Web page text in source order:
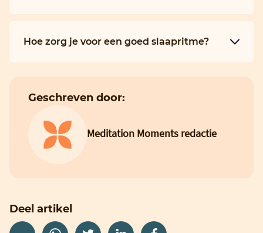
Hoe zorg je voor een goed slaapritme?
Geschreven door:
Meditation Moments redactie
Deel artikel